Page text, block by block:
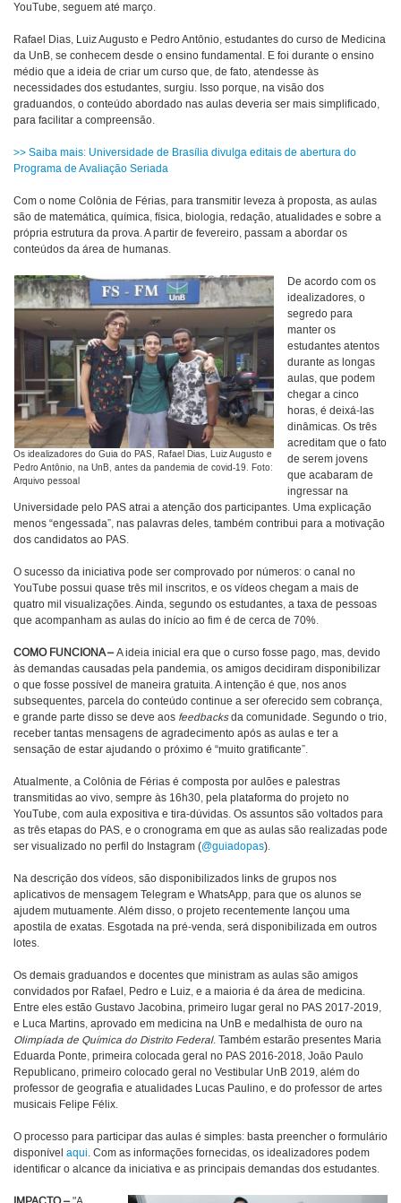
YouTube, seguem até março.
Rafael Dias, Luiz Augusto e Pedro Antônio, estudantes do curso de Medicina
da UnB, se conhecem desde o ensino fundamental. E foi durante o ensino
médio que a ideia de criar um curso que, de fato, atendesse às
necessidades dos estudantes, surgiu. Isso porque, na visão dos
graduandos, o conteúdo abordado nas aulas deveria ser mais simplificado,
para facilitar a compreensão.
>> Saiba mais: Universidade de Brasília divulga editais de abertura do
Programa de Avaliação Seriada
Com o nome Colônia de Férias, para transmitir leveza à proposta, as aulas
são de matemática, química, física, biologia, redação, atualidades e sobre a
própria estrutura da prova. A partir de fevereiro, passam a abordar os
conteúdos da área de humanas.
Os idealizadores do Guia do PAS, Rafael Dias, Luiz Augusto e
Pedro Antônio, na UnB, antes da pandemia de covid-19. Foto:
Arquivo pessoal
De acordo com os
idealizadores, o
segredo para
manter os
estudantes atentos
durante as longas
aulas, que podem
chegar a cinco
horas, é deixá-las
dinâmicas. Os três
acreditam que o fato
de serem jovens
que acabaram de
ingressar na
Universidade pelo PAS atrai a atenção dos participantes. Uma explicação
menos “engessada”, nas palavras deles, também contribui para a motivação
dos candidatos ao PAS.
O sucesso da iniciativa pode ser comprovado por números: o canal no
YouTube possui quase três mil inscritos, e os vídeos chegam a mais de
quatro mil visualizações. Ainda, segundo os estudantes, a taxa de pessoas
que acompanham as aulas do início ao fim é de cerca de 70%.
COMO FUNCIONA –A ideia inicial era que o curso fosse pago, mas, devido
às demandas causadas pela pandemia, os amigos decidiram disponibilizar
o que fosse possível de maneira gratuita. A intenção é que, nos anos
subsequentes, parcela do conteúdo continue a ser oferecido sem cobrança,
e grande parte disso se deve aos feedbacksda comunidade. Segundo o trio,
receber tantas mensagens de agradecimento após as aulas e ter a
sensação de estar ajudando o próximo é “muito gratificante”.
Atualmente, a Colônia de Férias é composta por aulões e palestras
transmitidas ao vivo, sempre às 16h30, pela plataforma do projeto no
YouTube, com aula expositiva e tira-dúvidas. Os assuntos são voltados para
as três etapas do PAS, e o cronograma em que as aulas são realizadas pode
ser visualizado no perfil do Instagram (@guiadopas).
Na descrição dos vídeos, são disponibilizados links de grupos nos
aplicativos de mensagem Telegram e WhatsApp, para que os alunos se
ajudem mutuamente. Além disso, o projeto recentemente lançou uma
apostila de exatas. Esgotada na pré-venda, será disponibilizada em outros
lotes.
Os demais graduandos e docentes que ministram as aulas são amigos
convidados por Rafael, Pedro e Luiz, e a maioria é da área de medicina.
Entre eles estão Gustavo Jacobina, primeiro lugar geral no PAS 2017-2019,
e Luca Martins, aprovado em medicina na UnB e medalhista de ouro na
Olimpíada de Química do Distrito Federal. Também estarão presentes Maria
Eduarda Ponte, primeira colocada geral no PAS 2016-2018, João Paulo
Republicano, primeiro colocado geral no Vestibular UnB 2019, além do
professor de geografia e atualidades Lucas Paulino, e do professor de artes
musicais Felipe Félix.
O processo para participar das aulas é simples: basta preencher o formulário
disponível aqui. Com as informações fornecidas, os idealizadores podem
identificar o alcance da iniciativa e as principais demandas dos estudantes.